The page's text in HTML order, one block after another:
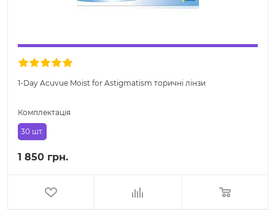
1-Day Acuvue Moist for Astigmatism торичні лінзи
Комплектація
30 шт.
1 850 грн.